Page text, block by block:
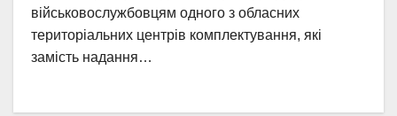
військовослужбовцям одного з обласних
територіальних центрів комплектування, які
замість надання…